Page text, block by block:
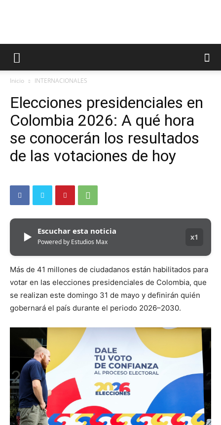
Inicio INTERNACIONALES
Elecciones presidenciales en
Colombia 2026: A qué hora
se conocerán los resultados
de las votaciones de hoy
▶ Escuchar esta noticia
Powered by Estudios Max
x1
Más de 41 millones de ciudadanos están habilitados para
votar en las elecciones presidenciales de Colombia, que
se realizan este domingo 31 de mayo y definirán quién
gobernará el país durante el periodo 2026–2030.